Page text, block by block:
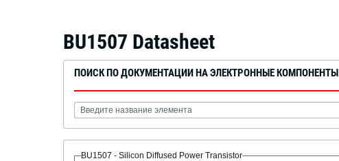
BU1507 Datasheet
ПОИСК ПО ДОКУМЕНТАЦИИ НА ЭЛЕКТРОННЫЕ КОМПОНЕНТЫ
BU1507 - Silicon Diffused Power Transistor